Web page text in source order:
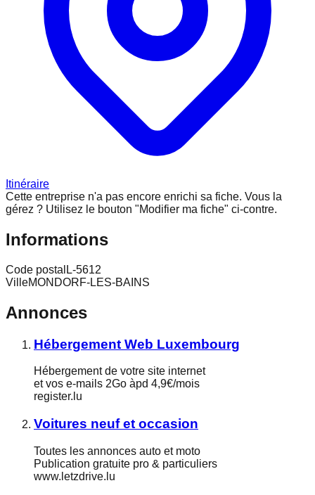
Itinéraire
Cette entreprise n'a pas encore enrichi sa fiche. Vous la
gérez ? Utilisez le bouton "Modifier ma fiche" ci-contre.
Informations
Code postal L-5612
VilleMONDORF-LES-BAINS
Annonces
Hébergement Web Luxembourg
Hébergement de votre site internet
et vos e-mails 2Go àpd 4,9€/mois
register.lu
Voitures neuf et occasion
Toutes les annonces auto et moto
Publication gratuite pro & particuliers
www.letzdrive.lu